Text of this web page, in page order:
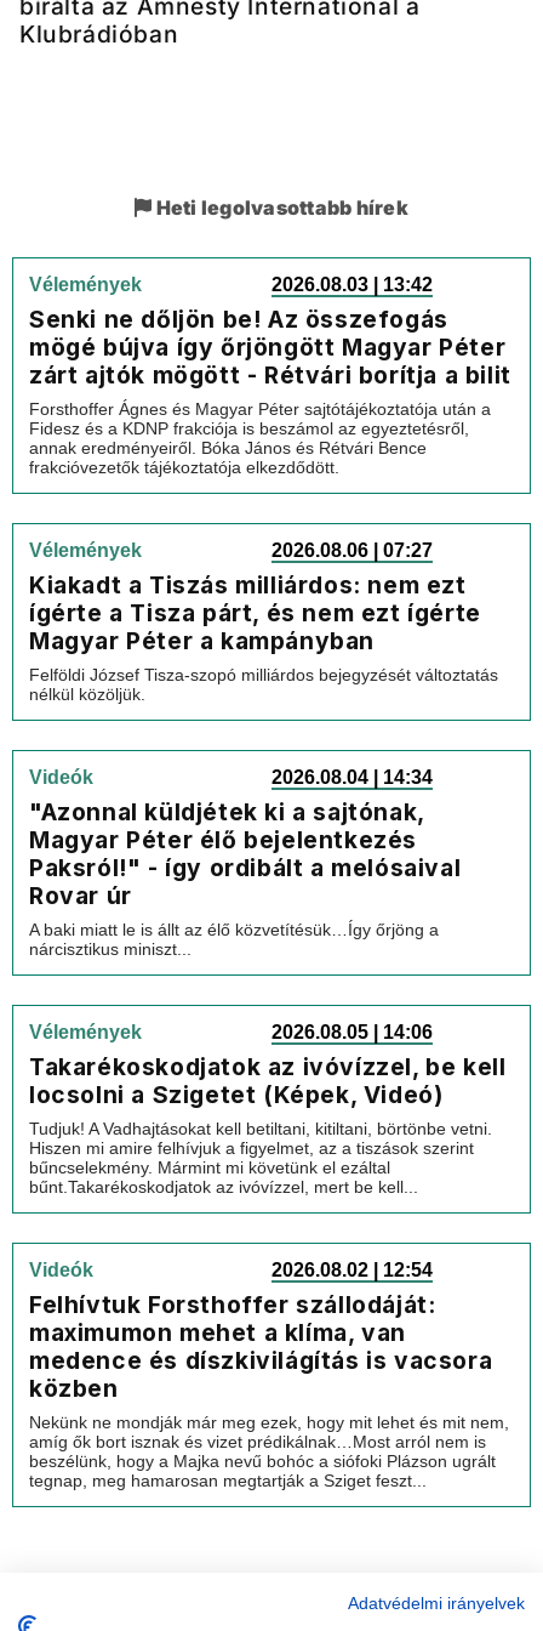
bírálta az Amnesty International a
Klubrádióban
Heti legolvasottabb hírek
Vélemények 2026.08.03 | 13:42
Senki ne dőljön be! Az összefogás
mögé bújva így őrjöngött Magyar Péter
zárt ajtók mögött - Rétvári borítja a bilit
Forsthoffer Ágnes és Magyar Péter sajtótájékoztatója után a
Fidesz és a KDNP frakciója is beszámol az egyeztetésről,
annak eredményeiről. Bóka János és Rétvári Bence
frakcióvezetők tájékoztatója elkezdődött.
Vélemények 2026.08.06 | 07:27
Kiakadt a Tiszás milliárdos: nem ezt
ígérte a Tisza párt, és nem ezt ígérte
Magyar Péter a kampányban
Felföldi József Tisza-szopó milliárdos bejegyzését változtatás
nélkül közöljük.
Videók 2026.08.04 | 14:34
"Azonnal küldjétek ki a sajtónak,
Magyar Péter élő bejelentkezés
Paksról!" - így ordibált a melósaival
Rovar úr
A baki miatt le is állt az élő közvetítésük…Így őrjöng a
nárcisztikus miniszt...
Vélemények 2026.08.05 | 14:06
Takarékoskodjatok az ivóvízzel, be kell
locsolni a Szigetet (Képek, Videó)
Tudjuk! A Vadhajtásokat kell betiltani, kitiltani, börtönbe vetni.
Hiszen mi amire felhívjuk a figyelmet, az a tiszások szerint
bűncselekmény. Mármint mi követünk el ezáltal
bűnt.Takarékoskodjatok az ivóvízzel, mert be kell...
Videók 2026.08.02 | 12:54
Felhívtuk Forsthoffer szállodáját:
maximumon mehet a klíma, van
medence és díszkivilágítás is vacsora
közben
Nekünk ne mondják már meg ezek, hogy mit lehet és mit nem,
amíg ők bort isznak és vizet prédikálnak…Most arról nem is
beszélünk, hogy a Majka nevű bohóc a siófoki Plázson ugrált
tegnap, meg hamarosan megtartják a Sziget feszt...
Adatvédelmi irányelvek